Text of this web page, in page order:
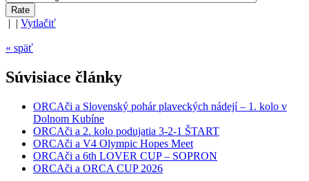
| | Vytlačiť
« späť
Súvisiace články
ORCAči a Slovenský pohár plaveckých nádejí – 1. kolo v
Dolnom Kubíne
ORCAči a 2. kolo podujatia 3-2-1 ŠTART
ORCAči a V4 Olympic Hopes Meet
ORCAči a 6th LOVER CUP – SOPRON
ORCAči a ORCA CUP 2026